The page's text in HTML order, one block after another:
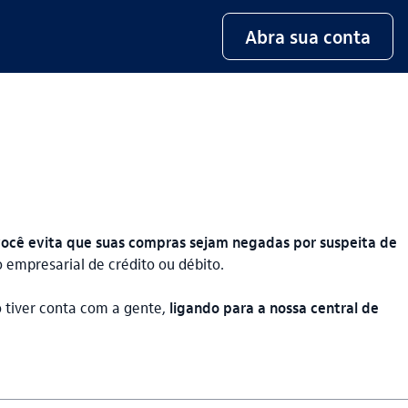
Abra sua conta
evita que suas compras sejam negadas por suspeita de
empresarial de crédito ou débito.
tiver conta com a gente, ligando para a nossa central de